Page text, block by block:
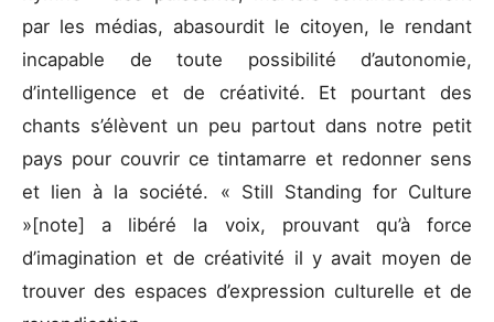
par les médias, abasourdit le citoyen, le rendant
incapable de toute possibilité d’autonomie,
d’intelligence et de créativité. Et pourtant des
chants s’élèvent un peu partout dans notre petit
pays pour couvrir ce tintamarre et redonner sens
et lien à la société. « Still Standing for Culture
»[note] a libéré la voix, prouvant qu’à force
d’imagination et de créativité il y avait moyen de
trouver des espaces d’expression culturelle et de